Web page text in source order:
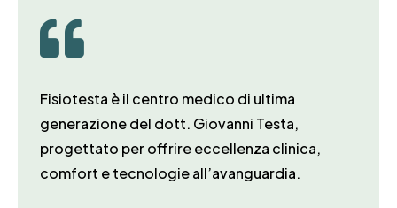

Fisiotesta è il centro medico di ultima
generazione del dott. Giovanni Testa,
progettato per offrire eccellenza clinica,
comfort e tecnologie all’avanguardia.